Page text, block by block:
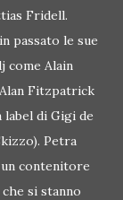
Fridell.
passato le sue
come Alain
Fitzpatrick
label di Gigi de
Petra
contenitore
si stanno